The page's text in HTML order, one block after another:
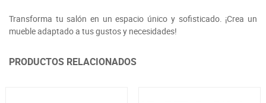
Transforma tu salón en un espacio único y sofisticado. ¡Crea un
mueble adaptado a tus gustos y necesidades!
PRODUCTOS RELACIONADOS